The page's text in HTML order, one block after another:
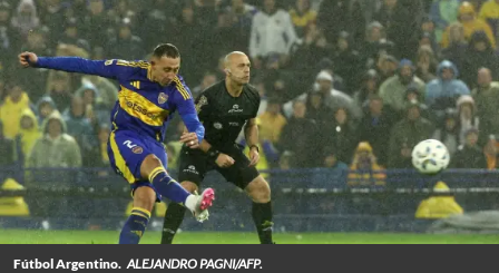
Fútbol Argentino. ALEJANDRO PAGNI/AFP.